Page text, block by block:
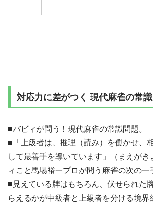
対応力に差がつく 現代麻雀の常
■バビィが問う！現代麻雀の常識問題。
■「上級者は、推理（読み）を働かせ、
して最善手を導いています」（まえがき
ィこと馬場裕一プロが問う麻雀の次の一
■見えている牌はもちろん、伏せられた
らえるかが中級者と上級者を分ける境界